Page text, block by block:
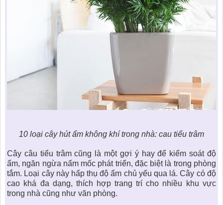
10 loại cây hút ẩm không khí trong nhà: cau tiểu trâm
Cây câu tiểu trâm cũng là một gợi ý hay để kiểm soát độ
ẩm, ngăn ngừa nấm mốc phát triển, đặc biệt là trong phòng
tắm. Loại cây này hấp thụ độ ẩm chủ yếu qua lá. Cây có độ
cao khá đa dạng, thích hợp trang trí cho nhiều khu vực
trong nhà cũng như văn phòng.